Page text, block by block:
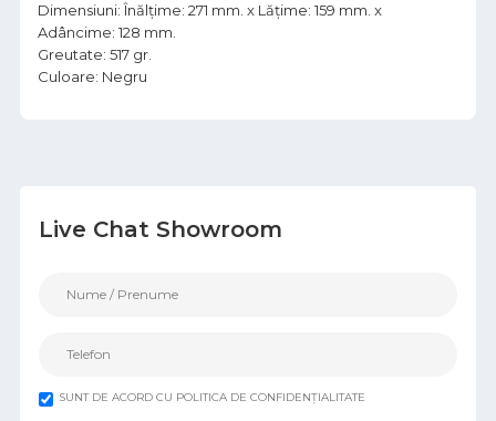
Live Chat Showroom
SUNT DE ACORD CU POLITICA DE CONFIDENȚIALITATE
Dimensiuni: Înălțime: 271 mm. x Lățime: 159 mm. x
Adâncime: 128 mm.
Greutate: 517 gr.
Culoare: Negru